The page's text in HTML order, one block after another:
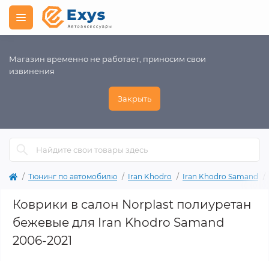
Магазин временно не работает, приносим свои
извинения
Закрыть
Тюнинг по автомобилю Iran Khodro Iran Khodro Samand
Коврики в салон Norplast полиуретан
бежевые для Iran Khodro Samand
2006-2021